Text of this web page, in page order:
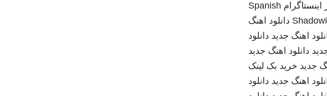
اینستاگرام Spanish
دانلود اهنگ
اهنگ جدید دانلود
دانلود اهنگ جدید
جدید خرید بک لینک
اهنگ جدید دانلود